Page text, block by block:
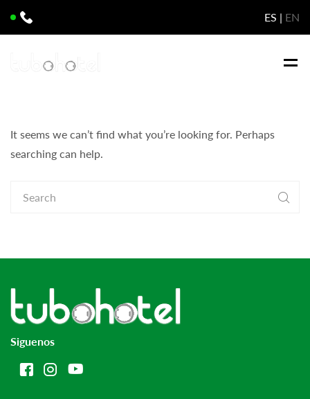
ES EN
It seems we can’t find what you’re looking for. Perhaps
searching can help.
Siguenos